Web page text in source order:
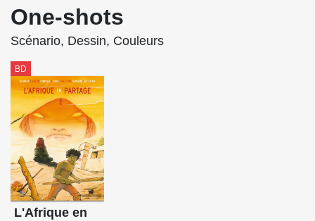
One-shots
Scénario, Dessin, Couleurs
BD
L'Afrique en